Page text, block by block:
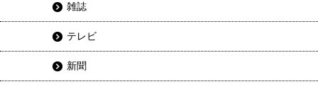
雑誌
テレビ
新聞